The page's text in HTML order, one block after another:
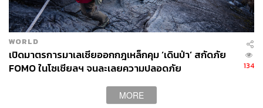
WORLD
เปิดมาตรการมาเลเซียออกกฎเหล็กคุม ‘เดินป่า’ สกัดภัย
FOMO ในโซเชียลฯ จนละเลยความปลอดภัย
134
MORE